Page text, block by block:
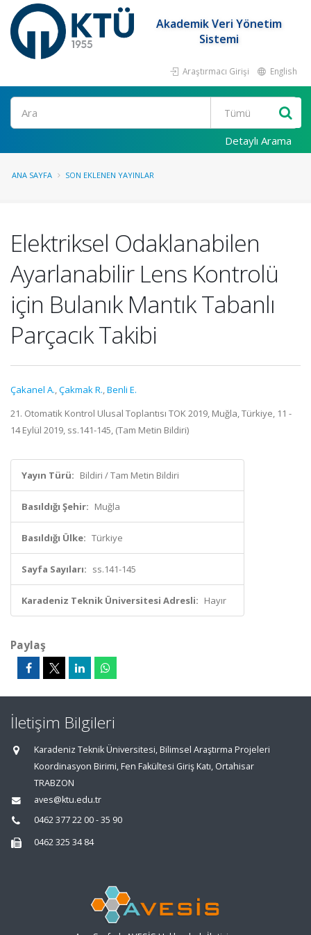
Akademik Veri Yönetim
Sistemi
Araştırmacı Girişi English
Ara
Detaylı Arama
ANA SAYFA SON EKLENEN YAYINLAR
Elektriksel Odaklanabilen
Ayarlanabilir Lens Kontrolü
için Bulanık Mantık Tabanlı
Parçacık Takibi
Çakanel A.,Çakmak R.,Benli E.
21. Otomatik Kontrol Ulusal Toplantısı TOK 2019, Muğla, Türkiye, 11 -
14 Eylül 2019, ss.141-145, (Tam Metin Bildiri)
Yayın Türü: Bildiri / Tam Metin Bildiri
Basıldığı Şehir: Muğla
Basıldığı Ülke: Türkiye
Sayfa Sayıları: ss.141-145
Karadeniz Teknik Üniversitesi Adresli: Hayır
Paylaş
İletişim Bilgileri
Karadeniz Teknik Üniversitesi, Bilimsel Araştırma Projeleri
Koordinasyon Birimi, Fen Fakültesi Giriş Katı, Ortahisar
TRABZON
aves@ktu.edu.tr
0462 377 22 00 - 35 90
0462 325 34 84